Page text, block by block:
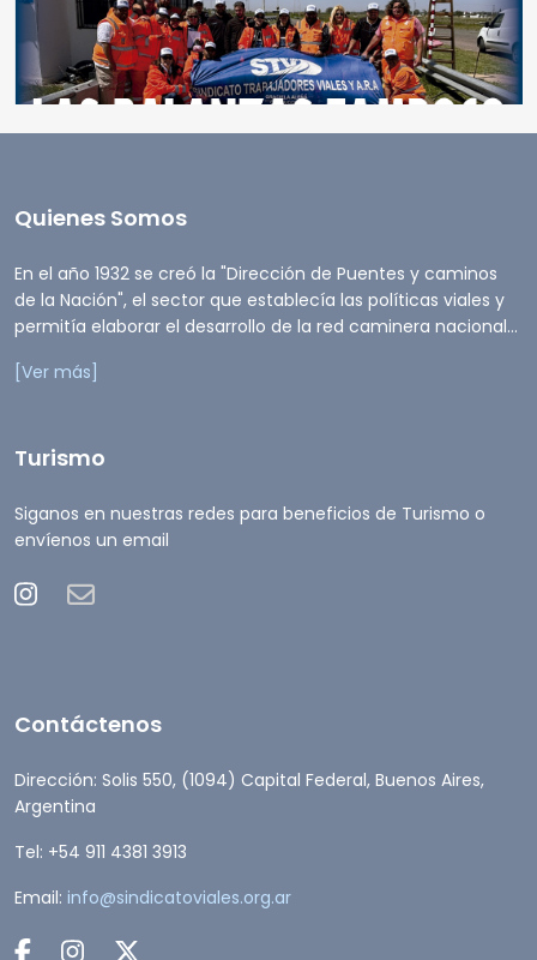
Quienes Somos
En el año 1932 se creó la "Dirección de Puentes y caminos
de la Nación", el sector que establecía las políticas viales y
permitía elaborar el desarrollo de la red caminera nacional...
[Ver más]
Turismo
Siganos en nuestras redes para beneficios de Turismo o
envíenos un email
Contáctenos
Dirección: Solis 550, (1094) Capital Federal, Buenos Aires,
Argentina
Tel: +54 911 4381 3913
Email: info@sindicatoviales.org.ar